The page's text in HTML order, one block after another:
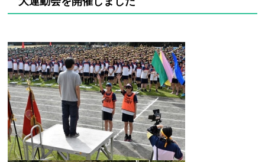
災害への対策 学校紹介動画
祥美会（保護者の会）・淑美
会（卒業生の会）
サポーターズサイト（寄付金
のお願い）
吉祥での学び
カリキュラム 授業、各教科の取り組み
補習・教養講座・公開講座・
高大連携・講習・勉強合宿
ライフスキルプログラム